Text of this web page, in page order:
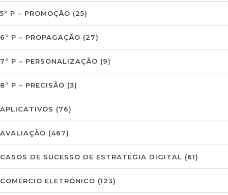
5º P – PROMOÇÃO (25)
6º P – PROPAGAÇÃO (27)
7º P – PERSONALIZAÇÃO (9)
8º P – PRECISÃO (3)
APLICATIVOS (76)
AVALIAÇÃO (467)
CASOS DE SUCESSO DE ESTRATÉGIA DIGITAL (61)
COMÉRCIO ELETRÓNICO (123)